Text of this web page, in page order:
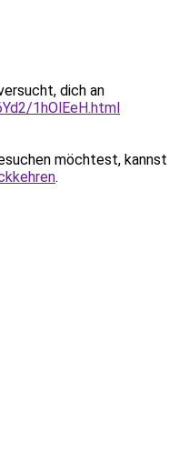
dich an
1hOlEeH.html
möchtest, kannst
.